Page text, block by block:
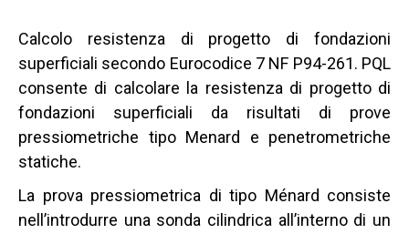
Calcolo resistenza di progetto di fondazioni
superficiali secondo Eurocodice 7 NF P94-261. PQL
consente di calcolare la resistenza di progetto di
fondazioni superficiali da risultati di prove
pressiometriche tipo Menard e penetrometriche
statiche.
La prova pressiometrica di tipo Ménard consiste
nell’introdurre una sonda cilindrica all’interno di un